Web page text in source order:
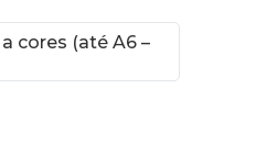
cores (até A6 –